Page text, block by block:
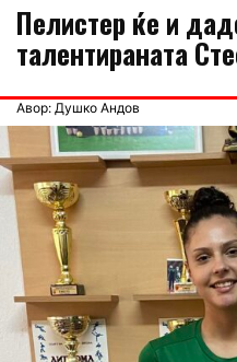
Пелистер ќе и
талентираната
Авор: Душко Андов